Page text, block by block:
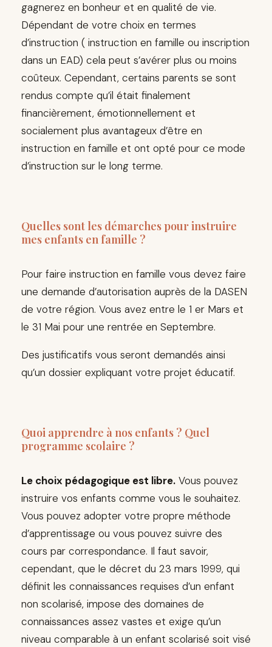
gagnerez en bonheur et en qualité de vie.
Dépendant de votre choix en termes
d’instruction ( instruction en famille ou inscription
dans un EAD) cela peut s’avérer plus ou moins
coûteux. Cependant, certains parents se sont
rendus compte qu’il était finalement
financièrement, émotionnellement et
socialement plus avantageux d’être en
instruction en famille et ont opté pour ce mode
d’instruction sur le long terme.
Quelles sont les démarches pour instruire
mes enfants en famille ?
Pour faire instruction en famille vous devez faire
une demande d’autorisation auprès de la DASEN
de votre région. Vous avez entre le 1 er Mars et
le 31 Mai pour une rentrée en Septembre.
Des justificatifs vous seront demandés ainsi
qu’un dossier expliquant votre projet éducatif.
Quoi apprendre à nos enfants ? Quel
programme scolaire ?
Le choix pédagogique est libre.Vous pouvez
instruire vos enfants comme vous le souhaitez.
Vous pouvez adopter votre propre méthode
d’apprentissage ou vous pouvez suivre des
cours par correspondance. Il faut savoir,
cependant, que le décret du 23 mars 1999, qui
définit les connaissances requises d’un enfant
non scolarisé, impose des domaines de
connaissances assez vastes et exige qu’un
niveau comparable à un enfant scolarisé soit visé